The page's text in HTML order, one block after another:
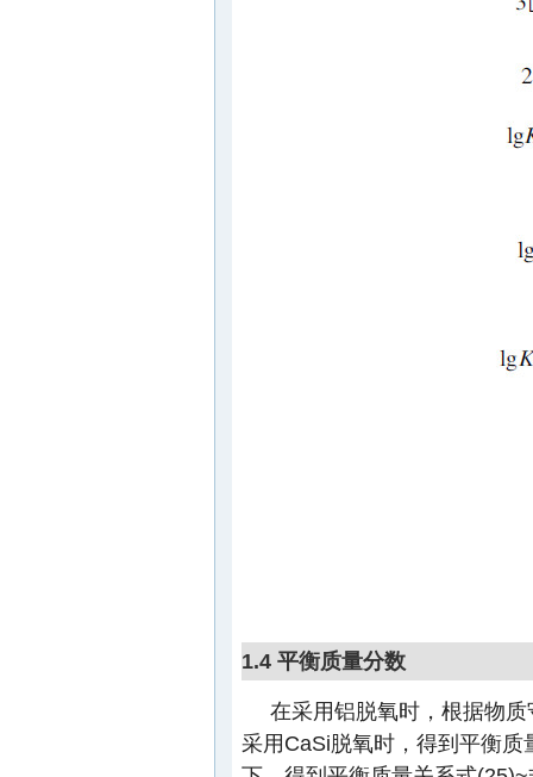
1.4 平衡质量分数
在采用铝脱氧时，根据物
采用CaSi脱氧时，得到平衡